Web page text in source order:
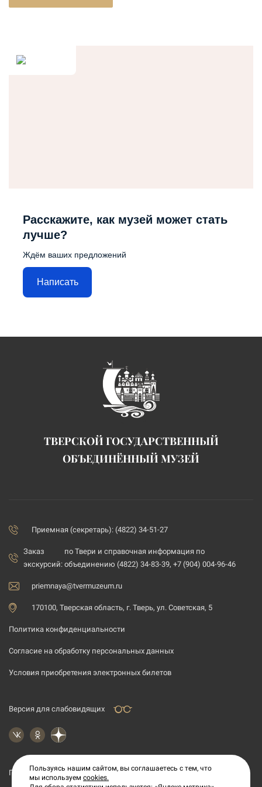
Расскажите, как музей может стать
лучше?
Ждём ваших предложений
Написать
ТВЕРСКОЙ ГОСУДАРСТВЕННЫЙ
ОБЪЕДИНЁННЫЙ МУЗЕЙ
Приемная (секретарь): (4822) 34-51-27
Заказ
экскурсий:
по Твери и справочная информация по
объединению (4822) 34-83-39, +7 (904) 004-96-46
priemnaya@tvermuzeum.ru
170100, Тверская область, г. Тверь, ул. Советская, 5
Политика конфиденциальности
Согласие на обработку персональных данных
Условия приобретения электронных билетов
Версия для слабовидящих
Подпишитесь на рассылку новостей
Пользуясь нашим сайтом, вы соглашаетесь с тем, что
мы используем cookies.